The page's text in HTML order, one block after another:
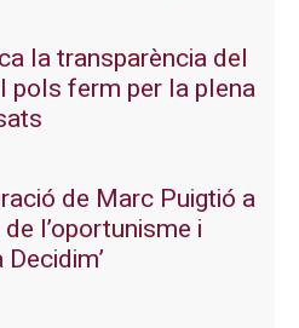
la transparència del
pols ferm per la plena
de Marc Puigtió a
l’oportunisme i